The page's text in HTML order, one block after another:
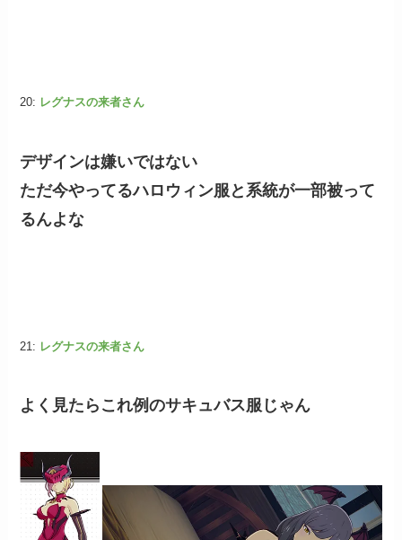
20: レグナスの来者さん
デザインは嫌いではない
ただ今やってるハロウィン服と系統が一部被って
るんよな
21: レグナスの来者さん
よく見たらこれ例のサキュバス服じゃん